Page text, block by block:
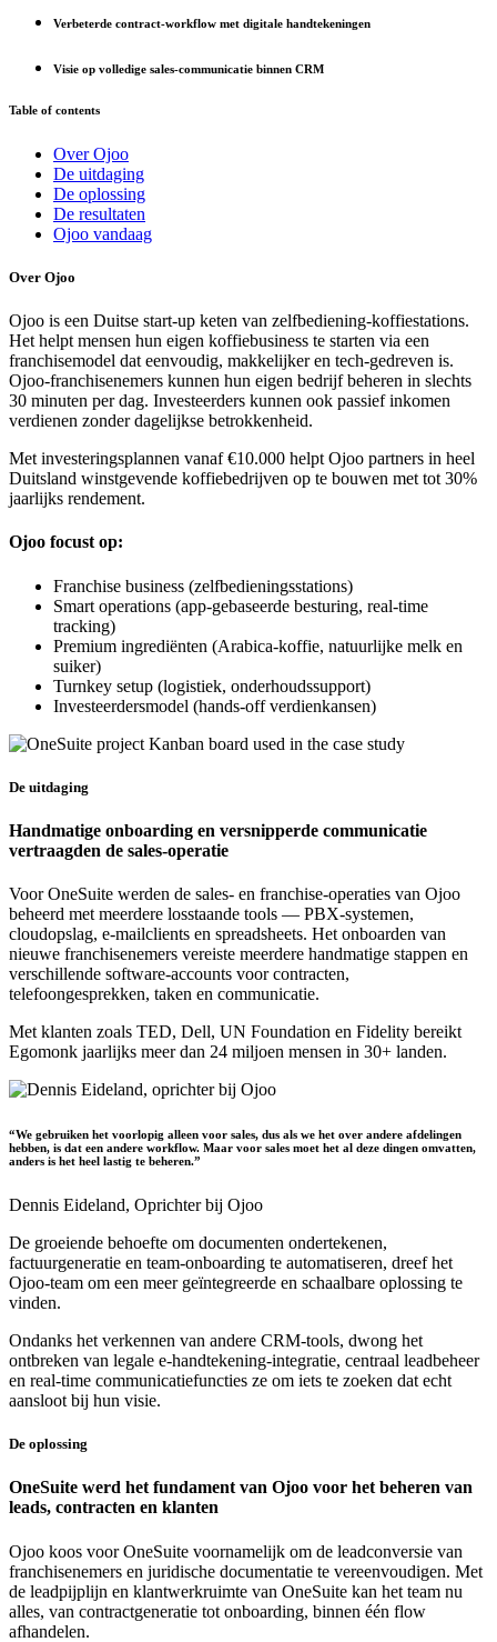
Verbeterde contract-workflow met digitale handtekeningen
Visie op volledige sales-communicatie binnen CRM
Table of contents
Over Ojoo
De uitdaging
De oplossing
De resultaten
Ojoo vandaag
Over Ojoo
Ojoo is een Duitse start-up keten van zelfbediening-koffiestations.
Het helpt mensen hun eigen koffiebusiness te starten via een
franchisemodel dat eenvoudig, makkelijker en tech-gedreven is.
Ojoo-franchisenemers kunnen hun eigen bedrijf beheren in slechts
30 minuten per dag. Investeerders kunnen ook passief inkomen
verdienen zonder dagelijkse betrokkenheid.
Met investeringsplannen vanaf €10.000 helpt Ojoo partners in heel
Duitsland winstgevende koffiebedrijven op te bouwen met tot 30%
jaarlijks rendement.
Ojoo focust op:
Franchise business (zelfbedieningsstations)
Smart operations (app-gebaseerde besturing, real-time
tracking)
Premium ingrediënten (Arabica-koffie, natuurlijke melk en
suiker)
Turnkey setup (logistiek, onderhoudssupport)
Investeerdersmodel (hands-off verdienkansen)
De uitdaging
Handmatige onboarding en versnipperde communicatie
vertraagden de sales-operatie
Voor OneSuite werden de sales- en franchise-operaties van Ojoo
beheerd met meerdere losstaande tools — PBX-systemen,
cloudopslag, e-mailclients en spreadsheets. Het onboarden van
nieuwe franchisenemers vereiste meerdere handmatige stappen en
verschillende software-accounts voor contracten,
telefoongesprekken, taken en communicatie.
Met klanten zoals TED, Dell, UN Foundation en Fidelity bereikt
Egomonk jaarlijks meer dan 24 miljoen mensen in 30+ landen.
“We gebruiken het voorlopig alleen voor sales, dus als we het over andere afdelingen
hebben, is dat een andere workflow. Maar voor sales moet het al deze dingen omvatten,
anders is het heel lastig te beheren.”
Dennis Eideland, Oprichter bij Ojoo
De groeiende behoefte om documenten ondertekenen,
factuurgeneratie en team-onboarding te automatiseren, dreef het
Ojoo-team om een meer geïntegreerde en schaalbare oplossing te
vinden.
Ondanks het verkennen van andere CRM-tools, dwong het
ontbreken van legale e-handtekening-integratie, centraal leadbeheer
en real-time communicatiefuncties ze om iets te zoeken dat echt
aansloot bij hun visie.
De oplossing
OneSuite werd het fundament van Ojoo voor het beheren van
leads, contracten en klanten
Ojoo koos voor OneSuite voornamelijk om de leadconversie van
franchisenemers en juridische documentatie te vereenvoudigen. Met
de leadpijplijn en klantwerkruimte van OneSuite kan het team nu
alles, van contractgeneratie tot onboarding, binnen één flow
afhandelen.